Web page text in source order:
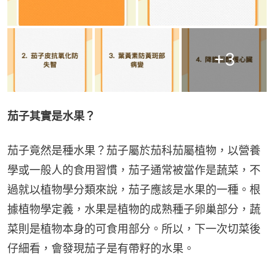
+3
茄子其實是水果？
茄子竟然是種水果？茄子屬於茄科茄屬植物，以營養
學或一般人的食用習慣，茄子通常被當作是蔬菜，不
過就以植物學分類來說，茄子應該是水果的一種。根
據植物學定義，水果是植物的成熟種子卵巢部分，蔬
菜則是植物本身的可食用部分。所以，下一次切菜後
仔細看，會發現茄子是有帶籽的水果。